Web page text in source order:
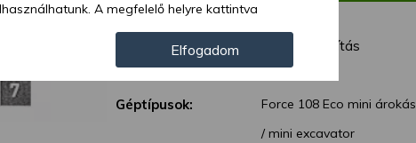
Szállítás:
Szállítási mód:
Normál szállítás
Géptípusok:
Force 108 Eco mini
/ mini excavator
A megfelelő helyre kattintva
szerint adatkezelést végezzünk. Másik
előtt részletesebb információkhoz juthat, és
adatainak bizonyos kezeléséhez nem
az ilyen jellegű adatkezelés ellen. A
visszatérve vagy az adatvédelmi szabályzatunk
Elfogadom